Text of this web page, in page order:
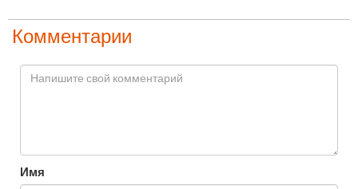
Комментарии
Имя